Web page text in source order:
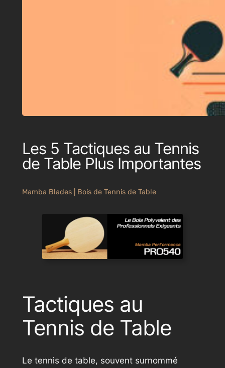
Les 5 Tactiques au Tennis
de Table Plus Importantes
Mamba Blades | Bois de Tennis de Table
Tactiques au
Tennis de Table
Le tennis de table, souvent surnommé